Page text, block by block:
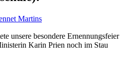
Martins
unsere besondere Ernennungsfeier
Karin Prien noch im Stau